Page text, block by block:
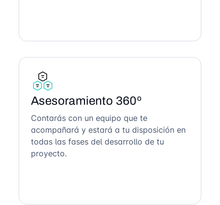
Asesoramiento 360º
Contarás con un equipo que te
acompañará y estará a tu disposición en
todas las fases del desarrollo de tu
proyecto.